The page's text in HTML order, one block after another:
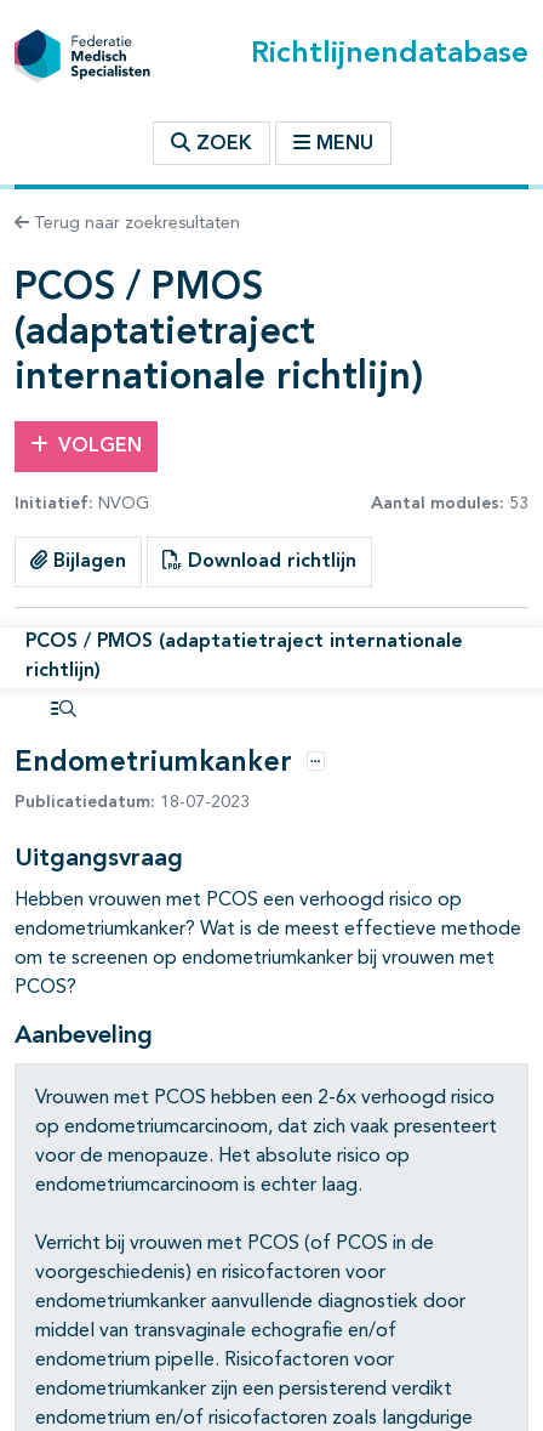
Richtlijnendatabase
ZOEK MENU
Terug naar zoekresultaten
PCOS / PMOS
(adaptatietraject
internationale richtlijn)
VOLGEN
Initiatief: NVOG Aantal modules: 53
Bijlagen Download richtlijn
PCOS / PMOS (adaptatietraject internationale
richtlijn)
openklappen
open- en dichtklappen
open- en dichtklappen
open- en dichtklappen
open- en dichtklappen
Endometriumkanker Opties
Publicatiedatum: 18-07-2023
Uitgangsvraag
Hebben vrouwen met PCOS een verhoogd risico op
endometriumkanker? Wat is de meest effectieve methode
om te screenen op endometriumkanker bij vrouwen met
PCOS?
Aanbeveling
Vrouwen met PCOS hebben een 2-6x verhoogd risico
op endometriumcarcinoom, dat zich vaak presenteert
voor de menopauze. Het absolute risico op
endometriumcarcinoom is echter laag.
Verricht bij vrouwen met PCOS (of PCOS in de
voorgeschiedenis) en risicofactoren voor
endometriumkanker aanvullende diagnostiek door
middel van transvaginale echografie en/of
endometrium pipelle. Risicofactoren voor
endometriumkanker zijn een persisterend verdikt
endometrium en/of risicofactoren zoals langdurige